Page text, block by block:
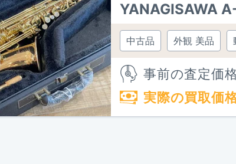
YANAGISAWA
中古品 外観 美品
事前の査定価格
実際の買取価